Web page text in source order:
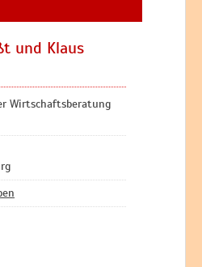
und Klaus
Wirtschaftsberatung